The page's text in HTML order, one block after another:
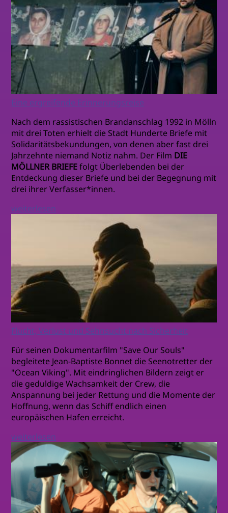
Eine ergreifende Erinnerungsreise
Nach dem rassistischen Brandanschlag 1992 in Mölln
mit drei Toten erhielt die Stadt Hunderte Briefe mit
Solidaritätsbekundungen, von denen aber fast drei
Jahrzehnte niemand Notiz nahm. Der Film DIE
MÖLLNER BRIEFEfolgt Überlebenden bei der
Entdeckung dieser Briefe und bei der Begegnung mit
drei ihrer Verfasser*innen.
weiterlesen
Flucht, Verlust und Sehnsucht nach Sicherheit
Für seinen Dokumentarfilm "Save Our Souls"
begleitete Jean-Baptiste Bonnet die Seenotretter der
"Ocean Viking". Mit eindringlichen Bildern zeigt er
die geduldige Wachsamkeit der Crew, die
Anspannung bei jeder Rettung und die Momente der
Hoffnung, wenn das Schiff endlich einen
europäischen Hafen erreicht.
weiterlesen